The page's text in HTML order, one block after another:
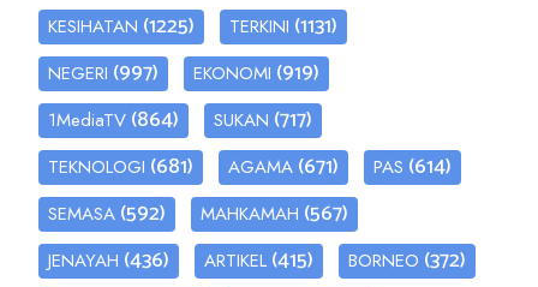
KESIHATAN (1225) TERKINI (1131)
NEGERI (997) EKONOMI (919)
1MediaTV (864) SUKAN (717)
TEKNOLOGI (681) AGAMA (671) PAS (614)
SEMASA (592) MAHKAMAH (567)
JENAYAH (436) ARTIKEL (415) BORNEO (372)